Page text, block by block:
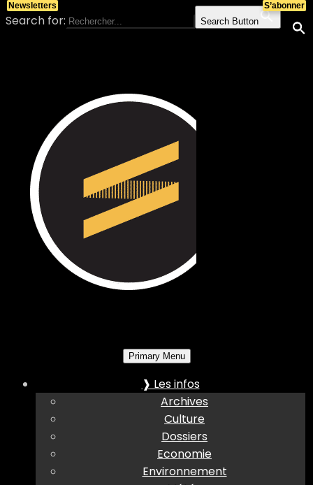
Search for: Search Button
Primary Menu
❱ Les infos
Archives
Culture
Dossiers
Economie
Environnement
S’abonner
Newsletters